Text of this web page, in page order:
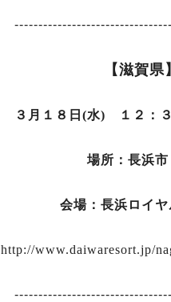
【滋賀県】
３月１８日(水) １２：
場所：長
会場：長浜ロイ
http://www.daiwaresort.jp/